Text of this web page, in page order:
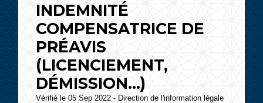
INDEMNITÉ
COMPENSATRICE DE
PRÉAVIS
(LICENCIEMENT,
DÉMISSION...)
Vérifié le 05 Sep 2022 - Direction de l'information légale